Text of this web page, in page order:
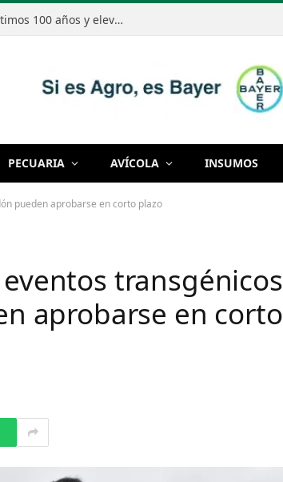
El Niño podría ser el más intenso de los últimos 100 años y elevar el riesgo de excesos de lluvias en Paraguay
PECUARIA AVÍCOLA INSUMOS
pueden aprobarse en corto plazo
transgénicos
aprobarse en corto